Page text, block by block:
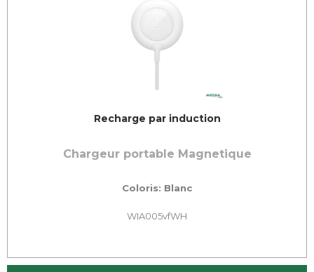
Recharge par induction
Chargeur portable Magnetique
Coloris: Blanc
WIA005vfWH